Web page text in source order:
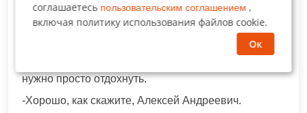
-Да, ладно, мне и так неплохо, — отмахнулась
Нина.
нужно просто отдохнуть.
-Хорошо, как скажите, Алексей Андреевич.
соглашаетесь пользовательским соглашением ,
включая политику использования файлов cookie.
Ок